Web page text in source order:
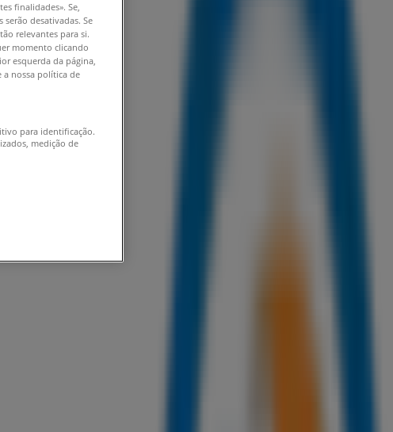
finalidades». Se,
desativadas. Se
relevantes para si.
momento clicando
esquerda da página,
a nossa política de
para identificação.
medição de